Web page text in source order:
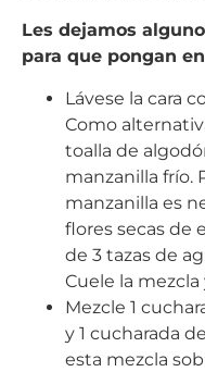
Les dejamos
para que pongan
Lávese la cara
Como
toalla de
manzanilla frío.
manzanilla es
flores secas de
de 3 tazas de
Cuele la
Mezcle 1
y 1 cucharada
esta mezcla